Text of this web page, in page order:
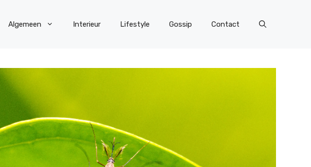
Algemeen Interieur Lifestyle Gossip Contact